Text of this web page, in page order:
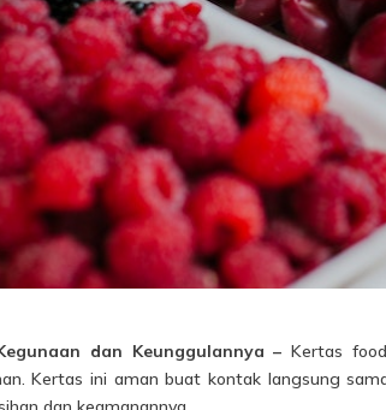
dan Keunggulannya – Kertas
Kertas ini aman buat kontak langsung